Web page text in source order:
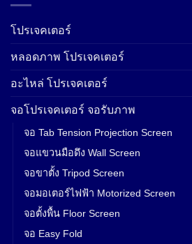
โปรเจคเตอร์
หลอดภาพ โปรเจคเตอร์
อะไหล่ โปรเจคเตอร์
จอโปรเจคเตอร์ จอรับภาพ
จอ Tab Tension Projection Screen
จอแขวนมือดึง Wall Screen
จอขาตั้ง Tripod Screen
จอมอเตอร์ไฟฟ้า Motorized Screen
จอตั้งพื้น Floor Screen
จอ Easy Fold